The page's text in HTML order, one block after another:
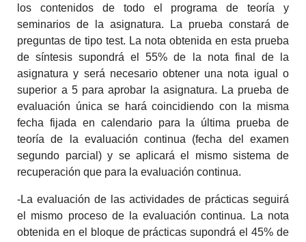
los contenidos de todo el programa de teoría y
seminarios de la asignatura. La prueba constará de
preguntas de tipo test. La nota obtenida en esta prueba
de síntesis supondrá el 55% de la nota final de la
asignatura y será necesario obtener una nota igual o
superior a 5 para aprobar la asignatura. La prueba de
evaluación única se hará coincidiendo con la misma
fecha fijada en calendario para la última prueba de
teoría de la evaluación continua (fecha del examen
segundo parcial) y se aplicará el mismo sistema de
recuperación que para la evaluación continua.
-La evaluación de las actividades de prácticas seguirá
el mismo proceso de la evaluación continua. La nota
obtenida en el bloque de prácticas supondrá el 45% de